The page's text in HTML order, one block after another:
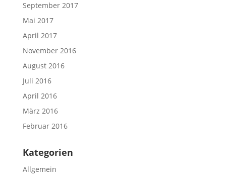
September 2017
Mai 2017
April 2017
November 2016
August 2016
Juli 2016
April 2016
März 2016
Februar 2016
Kategorien
Allgemein